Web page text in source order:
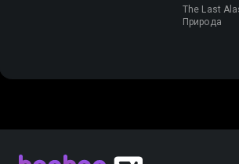
The Last
Природа